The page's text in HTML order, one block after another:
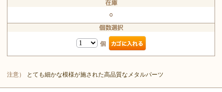
○
個
注意） とても細かな模様が施された高品質なメタルパーツ